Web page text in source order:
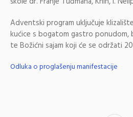
Adventski program uključuje
kućice s bogatom gastro ponudom,
te Božićni sajam koji će se održati
Odluka o proglašenju manifestacije